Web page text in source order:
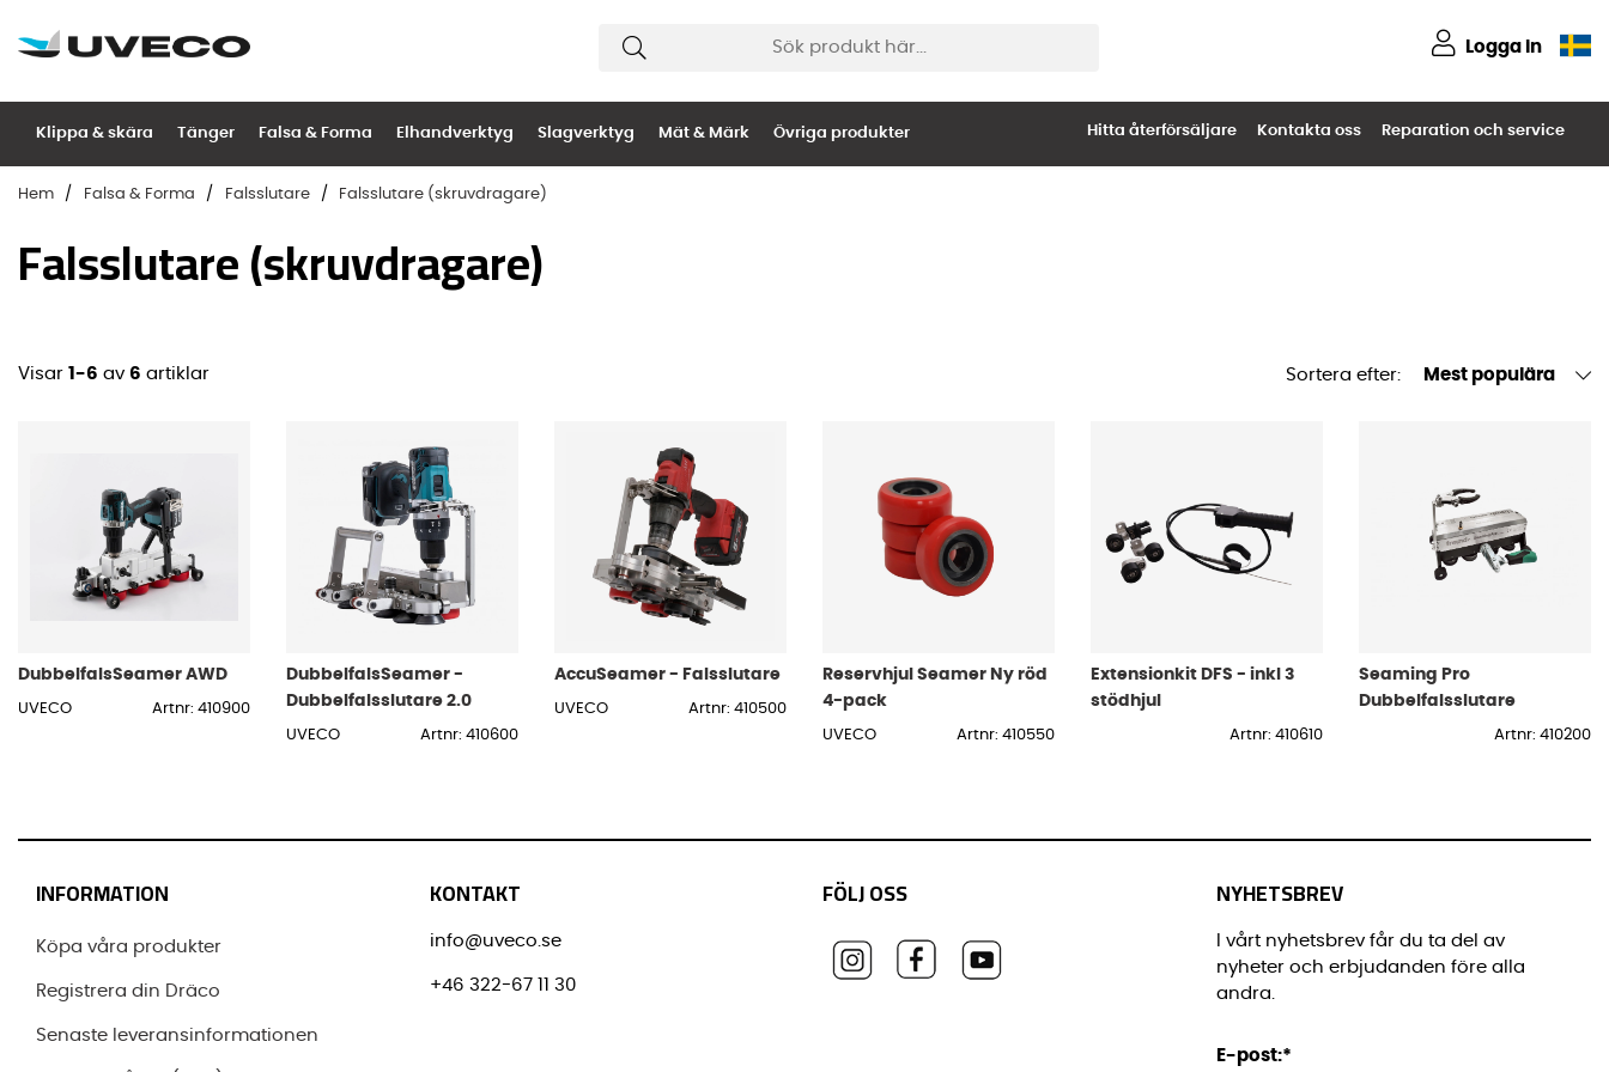
Logga in
Klippa & skära Tänger Falsa & Forma Elhandverktyg Slagverktyg Mät & Märk Övriga produkter Hitta återförsäljare Kontakta oss Reparation och service
Hem Falsa & Forma Falsslutare Falsslutare (skruvdragare)
Falsslutare (skruvdragare)
Visar 1-6 av 6 artiklar Sortera efter: Mest populära
DubbelfalsSeamer AWD
UVECO Artnr: 410900
DubbelfalsSeamer -
Dubbelfalsslutare 2.0
UVECO Artnr: 410600
AccuSeamer - Falsslutare
UVECO Artnr: 410500
Reservhjul Seamer Ny röd
4-pack
UVECO Artnr: 410550
Extensionkit DFS - inkl 3
stödhjul
Artnr: 410610
Seaming Pro
Dubbelfalsslutare
Artnr: 410200
INFORMATION
Köpa våra produkter
Registrera din Dräco
Senaste leveransinformationen
KONTAKT
info@uveco.se
+46 322-67 11 30
FÖLJ OSS NYHETSBREV
I vårt nyhetsbrev får du ta del av
nyheter och erbjudanden före alla
andra.
E-post:*